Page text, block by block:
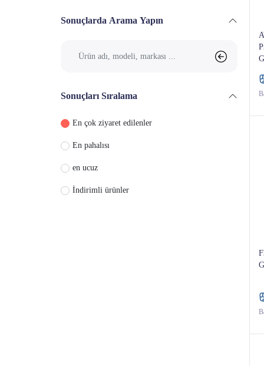
Sonuçlarda Arama Yapın
Sonuçları Sıralama
En çok ziyaret edilenler
En pahalısı
en ucuz
İndirimli ürünler